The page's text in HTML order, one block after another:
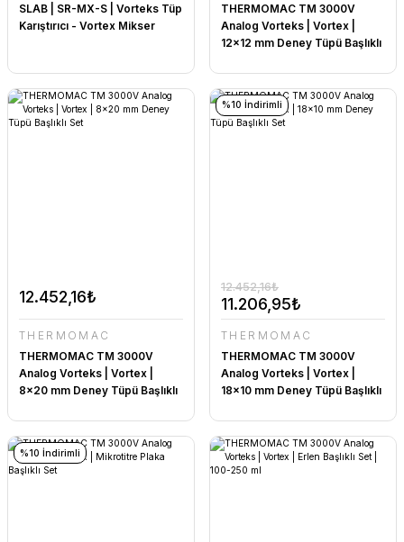
SLAB | SR-MX-S | Vorteks Tüp
Karıştırıcı - Vortex Mikser
THERMOMAC TM 3000V
Analog Vorteks | Vortex |
12x12 mm Deney Tüpü Başlıklı
12.452,16₺
THERMOMAC
THERMOMAC TM 3000V
Analog Vorteks | Vortex |
8x20 mm Deney Tüpü Başlıklı
%10 İndirimli
11.206,95₺
12.452,16₺
THERMOMAC
THERMOMAC TM 3000V
Analog Vorteks | Vortex |
18x10 mm Deney Tüpü Başlıklı
%10 İndirimli